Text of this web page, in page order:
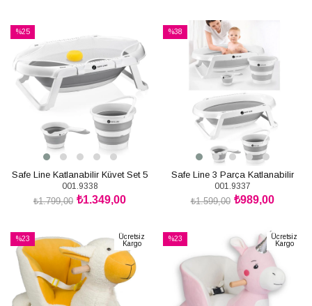
%25
%25İndirim
Safe Line Katlanabilir Küvet Set 5
Parça Takım
001.9338
₺1.349,00
₺1.799,00
%38
%38İndirim
Safe Line 3 Parça Katlanabilir
Bebek Küvet Set
001.9337
₺989,00
₺1.599,00
%23
İndirim
%23İndirim
Ücretsiz
Kargo
%23
%23İndirim
Ücretsiz
Kargo